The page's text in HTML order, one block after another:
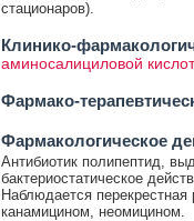
стационаров).
Клинико-
аминосалициловой
Фармако-
Фармакологическое
Антибиотик полипептид,
бактериостатическое
Наблюдается
канамицином, неомицином.